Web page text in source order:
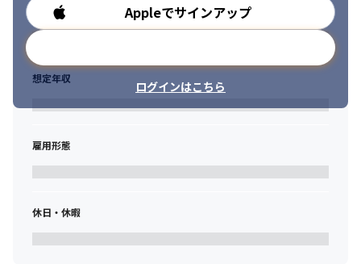
Appleでサインアップ
ログインはこちら
勤務時間
想定年収
雇用形態
休日・休暇